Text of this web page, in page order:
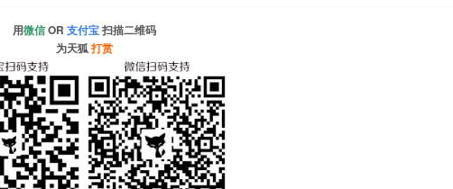
用微信OR 支付宝扫描二维码
为天狐打赏